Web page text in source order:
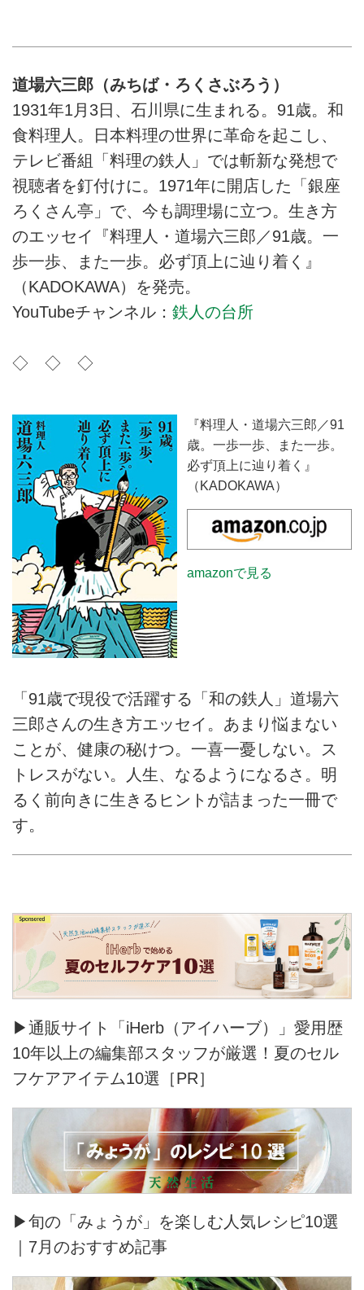
道場六三郎（みちば・ろくさぶろう）
1931年1月3日、石川県に生まれる。91歳。和
食料理人。日本料理の世界に革命を起こし、
テレビ番組「料理の鉄人」では斬新な発想で
視聴者を釘付けに。1971年に開店した「銀座
ろくさん亭」で、今も調理場に立つ。生き方
のエッセイ『料理人・道場六三郎／91歳。一
歩一歩、また一歩。必ず頂上に辿り着く』
（KADOKAWA）を発売。
YouTubeチャンネル： 鉄人の台所
◇ ◇ ◇
『料理人・道場六三郎／91
歳。一歩一歩、また一歩。
必ず頂上に辿り着く』
（KADOKAWA）
amazonで見る
「91歳で現役で活躍する「和の鉄人」道場六
三郎さんの生き方エッセイ。あまり悩まない
ことが、健康の秘けつ。一喜一憂しない。ス
トレスがない。人生、なるようになるさ。明
るく前向きに生きるヒントが詰まった一冊で
す。
▶通販サイト「iHerb（アイハーブ）」愛用歴
10年以上の編集部スタッフが厳選！夏のセル
フケアアイテム10選［PR］
▶旬の「みょうが」を楽しむ人気レシピ10選
｜7月のおすすめ記事